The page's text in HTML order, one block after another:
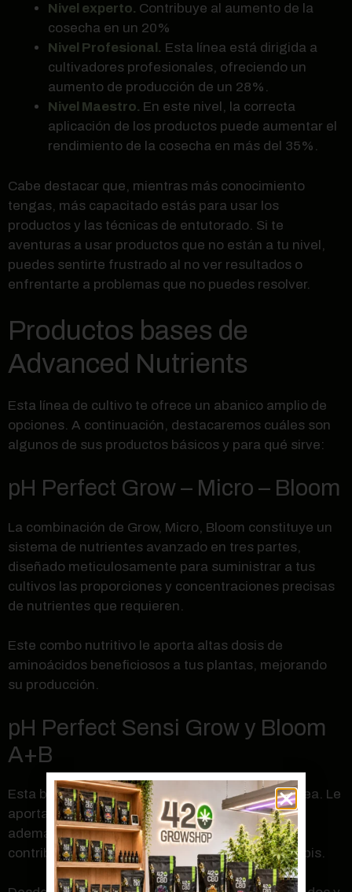
Nivel experto. Contribuye al aumento de la
cosecha en un 20%
Nivel Profesional. Esta línea está dirigida a
cultivadores profesionales, ofreciendo un
aumento de producción de un 28%.
Nivel Maestro. En este nivel, la correcta
aplicación de los productos puede aumentar el
rendimiento de la cosecha en más del 35%.
Cabe destacar que, mientras más conocimiento
tengas, más capacitado estás para usar los
productos y las técnicas de entutorado. Si te
aventuras a usar productos que no están a tu nivel,
puedes sentirte frustrado al no ver resultados o
enfrentarte a problemas que no puedes resolver.
Productos bases de
Advanced Nutrients
Esta línea de cultivo te ofrece un abanico amplio de
opciones. A continuación, destacaremos cuáles son
algunos de sus productos básicos y para qué sirve:
pH Perfect Grow – Micro – Bloom
La combinación de Grow, Micro, Bloom constituye un
sistema de nutrientes avanzado en tres partes,
diseñado meticulosamente para suministrar a tus
cultivos las proporciones y concentraciones precisas
de nutrientes que requieren.
Este combo nutritivo le aporta altas dosis de
aminoácidos beneficiosos a tus plantas, mejorando
su producción.
pH Perfect Sensi Grow y Bloom
A+B
Esta base es una de las más completas de la línea. Le
aporta a tus plantas ácidos húmicos y fúlvicos,
además de 20 tipos de aminoácidos, los cuales
contribuyen al crecimiento y floración del cannabis.